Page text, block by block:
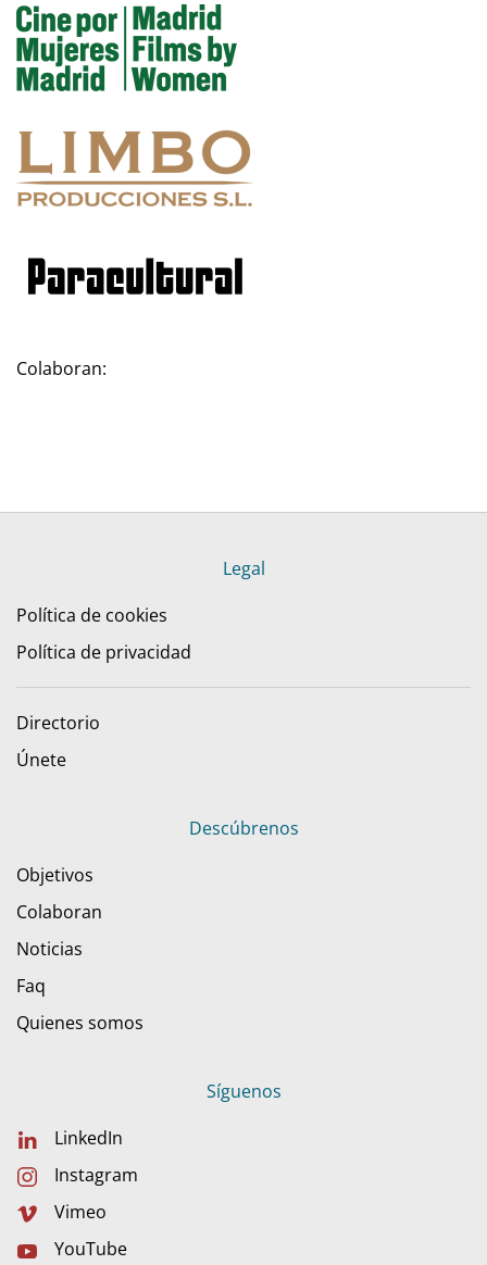
Colaboran:
Legal
Política de cookies
Política de privacidad
Directorio
Únete
Descúbrenos
Objetivos
Colaboran
Noticias
Faq
Quienes somos
Síguenos
LinkedIn
Instagram
Vimeo
YouTube